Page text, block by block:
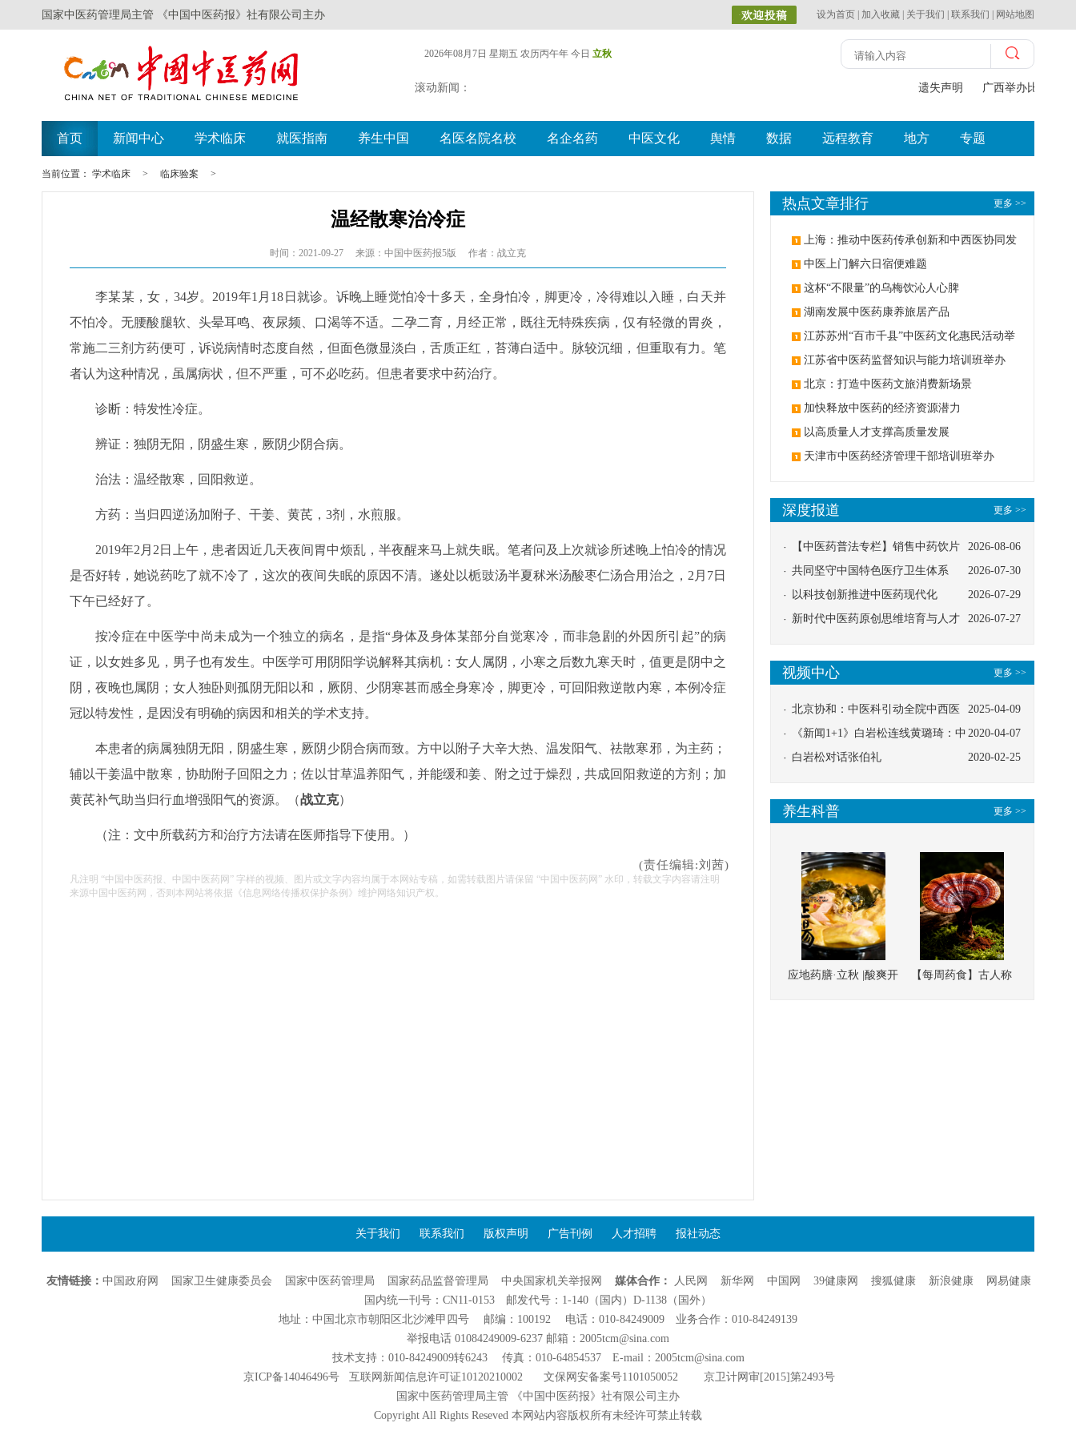
国家中医药管理局主管 《中国中医药报》社有限公司主办 设为首页 加入收藏 关于我们 联系我们 网站地图
2026年08月7日 星期五 农历丙午年 今日 立秋
滚动新闻： 遗失声明 广西举办比赛探
首页 新闻中心 学术临床 就医指南 养生中国 名医名院名校 名企名药 中医文化 舆情 数据 远程教育 地方 专题
当前位置： 学术临床 > 临床验案 >
温经散寒治冷症
时间：2021-09-27 来源：中国中医药报5版 作者：战立克
李某某，女，34岁。2019年1月18日就诊。诉晚上睡觉怕冷十多天，全身怕冷，脚更冷，冷得难以入睡，白天并
不怕冷。无腰酸腿软、头晕耳鸣、夜尿频、口渴等不适。二孕二育，月经正常，既往无特殊疾病，仅有轻微的胃炎，
常施二三剂方药便可，诉说病情时态度自然，但面色微显淡白，舌质正红，苔薄白适中。脉较沉细，但重取有力。笔
者认为这种情况，虽属病状，但不严重，可不必吃药。但患者要求中药治疗。
诊断：特发性冷症。
辨证：独阴无阳，阴盛生寒，厥阴少阴合病。
治法：温经散寒，回阳救逆。
方药：当归四逆汤加附子、干姜、黄芪，3剂，水煎服。
2019年2月2日上午，患者因近几天夜间胃中烦乱，半夜醒来马上就失眠。笔者问及上次就诊所述晚上怕冷的情况
是否好转，她说药吃了就不冷了，这次的夜间失眠的原因不清。遂处以栀豉汤半夏秫米汤酸枣仁汤合用治之，2月7日
下午已经好了。
按冷症在中医学中尚未成为一个独立的病名，是指“身体及身体某部分自觉寒冷，而非急剧的外因所引起”的病
证，以女姓多见，男子也有发生。中医学可用阴阳学说解释其病机：女人属阴，小寒之后数九寒天时，值更是阴中之
阴，夜晚也属阴；女人独卧则孤阴无阳以和，厥阴、少阴寒甚而感全身寒冷，脚更冷，可回阳救逆散内寒，本例冷症
冠以特发性，是因没有明确的病因和相关的学术支持。
本患者的病属独阴无阳，阴盛生寒，厥阴少阴合病而致。方中以附子大辛大热、温发阳气、祛散寒邪，为主药；
辅以干姜温中散寒，协助附子回阳之力；佐以甘草温养阳气，并能缓和姜、附之过于燥烈，共成回阳救逆的方剂；加
黄芪补气助当归行血增强阳气的资源。（战立克）
（注：文中所载药方和治疗方法请在医师指导下使用。）
(责任编辑:刘茜)
凡注明 “中国中医药报、中国中医药网” 字样的视频、图片或文字内容均属于本网站专稿，如需转载图片请保留 “中国中医药网” 水印，转载文字内容请注明
来源中国中医药网，否则本网站将依据《信息网络传播权保护条例》维护网络知识产权。
更多 >>
热点文章排行
上海：推动中医药传承创新和中西医协同发
展 中医上门解六日宿便难题
这杯“不限量”的乌梅饮沁人心脾
湖南发展中医药康养旅居产品
江苏苏州“百市千县”中医药文化惠民活动举
办 江苏省中医药监督知识与能力培训班举办
北京：打造中医药文旅消费新场景
加快释放中医药的经济资源潜力
以高质量人才支撑高质量发展
天津市中医药经济管理干部培训班举办
更多 >>
深度报道
2026-08-06
【中医药普法专栏】销售中药饮片
应告知煎服方法及注意事项
2026-07-30
共同坚守中国特色医疗卫生体系
2026-07-29
以科技创新推进中医药现代化
2026-07-27
新时代中医药原创思维培育与人才
更多 >>
视频中心
2025-04-09
北京协和：中医科引动全院中西医
协同
2020-04-07
《新闻1+1》白岩松连线黄璐琦：中
医救治的临床效果
2020-02-25
白岩松对话张伯礼
更多 >>
养生科普
应地药膳·立秋 |酸爽开
【每周药食】古人称
关于我们 联系我们 版权声明 广告刊例 人才招聘 报社动态
友情链接： 中国政府网 国家卫生健康委员会 国家中医药管理局 国家药品监督管理局 中央国家机关举报网 媒体合作： 人民网 新华网 中国网 39健康网 搜狐健康 新浪健康
网易健康
国内统一刊号：CN11-0153 邮发代号：1-140（国内）D-1138（国外）
地址：中国北京市朝阳区北沙滩甲四号 邮编：100192 电话：010-84249009 业务合作：010-84249139
举报电话 01084249009-6237 邮箱：2005tcm@sina.com
技术支持：010-84249009转6243 传真：010-64854537 E-mail：2005tcm@sina.com
京ICP备14046496号
互联网新闻信息许可证10120210002文保网安备案号1101050052 京卫计网审[2015]第2493号
国家中医药管理局主管 《中国中医药报》社有限公司主办
Copyright All Rights Reseved 本网站内容版权所有未经许可禁止转载